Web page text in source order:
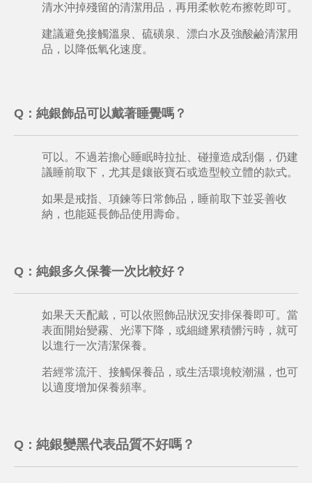
清水沖掉殘留的清潔用品，再用柔軟乾布擦乾即可。
建議避免接觸溫泉、硫磺泉、漂白水及強酸鹼清潔用
品，以降低氧化速度。
Q： 純銀飾品可以戴著睡覺嗎？
可以。不過若擔心睡眠時拉扯、碰撞造成刮傷，仍建
議睡前取下，尤其是鑲嵌寶石或造型較立體的款式。
如果是戒指、項鍊等日常飾品，睡前取下並妥善收
納，也能延長飾品使用壽命。
Q： 純銀多久保養一次比較好？
如果天天配戴，可以依照飾品狀況安排保養即可。當
表面開始變霧、光澤下降，或細縫累積髒污時，就可
以進行一次清潔保養。
若經常流汗、接觸保養品，或生活環境較潮濕，也可
以適度增加保養頻率。
Q： 純銀變黑代表品質不好嗎？